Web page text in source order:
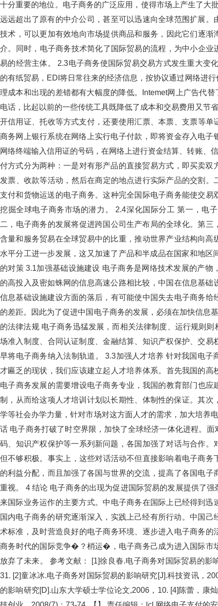
十分重要的地位。电子商务的广泛应用，使得市场上产生了
远远超出了原有的中介公司，甚至可以迅速向全球范围扩展
技术，可以更加有效地向市场提供商品和服务，因此它们
介。同时，电子商务技术简化了国际贸易的流程，为中小
易的经营主体。 2.3电子商务使国际贸易交易方式发生重大
的有纸贸易，EDI将日常往来的经济信息，按协议通过网络进
理成本和出现的差错都有大幅度的降低。Intemet网上广告代替了
电话，比起以前的一些传统工具既降低了成本和交易费用又节
开信用证、托收等方式支付，还要使用汇票、本票、支票
商务网上银行系统在网络上实行电子付款，即将资金存入电子
网络终端输入信用证的号码，在网络上进行资金结算、转账
付方式分为两种：一是对有形产品的直接贸易方式，即买卖双方
发票、收款等活动，然后在商定的地点进行实际产品的交割
支付和货物运送的电子商务。这种完全国际电子商务能使交
挖掘全球电子商务市场的潜力。 2.4深化国际分工 第一，电
二，电子商务的发展将促进跨国公司生产布局的全球化。第
含量和服务贸易在全球贸易中的比重，推动世界产业结构向高
水平分工进一步发展，这又加速了产品和半成品在国家和地区
的对策 3.1加强基础设施建设 电子商务是网络技术发展的产物
的高投入及密如蛛网的信息高速公路相比较，中国在信息基础设
信息基础设施建设方面的落后，有可能使中国失去电子商务给
的差距。因此为了促进中国电子商务的发展，必须在加快信
的法律法规 电子商务迅猛发展，而相关法律制度、运行规则则
场准入制度、合同认证制度、金融结算、知识产权保护、
早将电子商务纳入法制轨道。 3.3加强人才培养 针对我国电
才匾乏的现状，我们应该建立起人才培养体系。首先我国的
电子商务发展的需要增设电子商务专业，我国的教育部门也
制，从而给这项人才培训计划以长期性、体制性的保证。其次
学等社会办学力量，针对市场对这方面人才的需求，加大培养
话 电子商务打破了时空界限，加快了全球经济一体化进程。
码、知识产权保护等一系列新问题，各国加强了对话与合作
但不够积极。事实上，这些对话活动不但直接影响着电子商务
的利益分配，而且加强了各国与世界的交流，提高了各国电子
重视。 4 结论 电子商务的出现为促进国际贸易的发展提供了强
来国际业务运作的主要方式。中电子商务在国际上已经得到迅
国内电子商务的研究逐渐深入，实践上己经有所行动。中国己经
术标准，及时营造良好的电子商务环境、逐步进入电子商务的
商务时代的国际竞争�？梢运�，电子商务己成为进入国
放弃了未来。 参考文献： [1]徐良春.电子商务对国际贸易的影
31. [2]童冰冰.电子商务对国际贸易的影响研究[J].科技资讯，
的影响研究[D].山东大学硕士学位论文,2006，10. [4]陈蕾，